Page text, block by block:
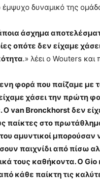
έμψυχο δυναμικό της
άσχημα
οπότε δεν είχαμε
.» λέει ο Wouters και
φορά που παίζαμε με
χάσει την πρώτη
Ο van Bronckhorst δεν
παίκτες στο
αμυντικοί μπορούσαν
παιχνίδι από πίσω
τους καθήκοντα. Ο
κάθε παίκτη τις